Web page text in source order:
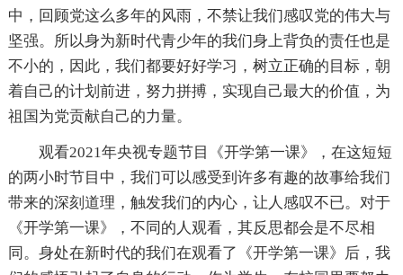
中，回顾党这么多年的风雨，不禁让我们感叹党的伟大与
坚强。所以身为新时代青少年的我们身上背负的责任也是
不小的，因此，我们都要好好学习，树立正确的目标，朝
着自己的计划前进，努力拼搏，实现自己最大的价值，为
祖国为党贡献自己的力量。
观看2021年央视专题节目《开学第一课》，在这短短
的两小时节目中，我们可以感受到许多有趣的故事给我们
带来的深刻道理，触发我们的内心，让人感叹不已。对于
《开学第一课》，不同的人观看，其反思都会是不尽相
同。身处在新时代的我们在观看了《开学第一课》后，我